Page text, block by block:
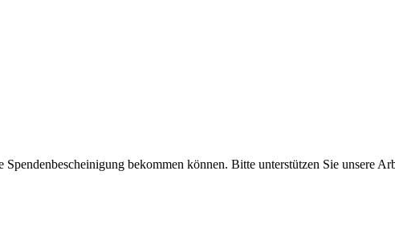
bekommen können. Bitte unterstützen Sie unsere